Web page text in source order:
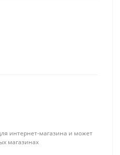
интернет-магазина и может
магазинах